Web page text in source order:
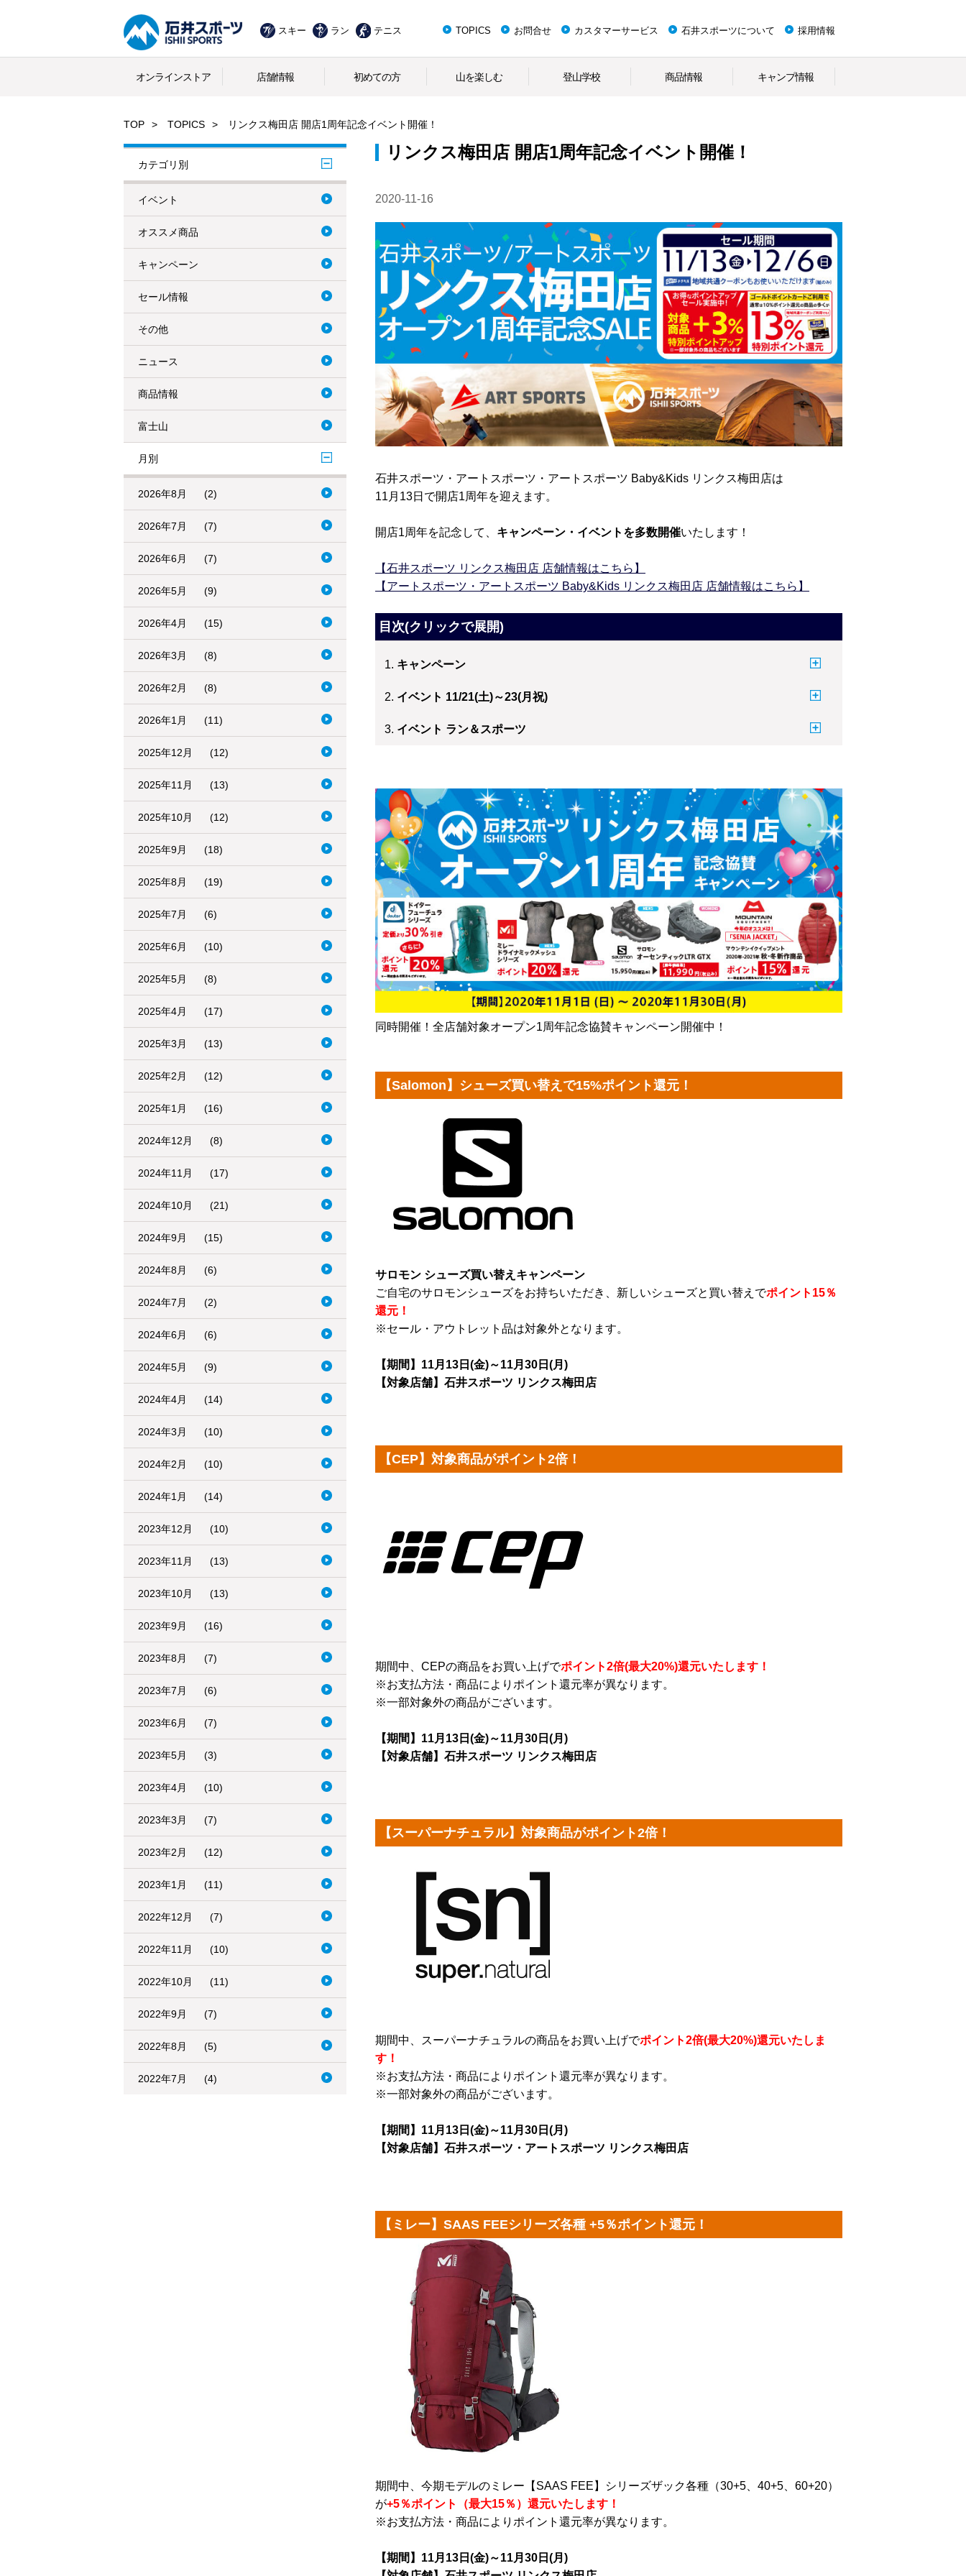
スキー ラン テニス TOPICS お問合せ カスタマーサービス 石井スポーツについて 採用情報
オンラインストア 店舗情報 初めての方 山を楽しむ 登山学校 商品情報 キャンプ情報
TOP TOPICS リンクス梅田店 開店1周年記念イベント開催！
カテゴリ別
イベント
オススメ商品
キャンペーン
セール情報
その他
ニュース
商品情報
富士山
月別
2026年8月 (2)
2026年7月 (7)
2026年6月 (7)
2026年5月 (9)
2026年4月 (15)
2026年3月 (8)
2026年2月 (8)
2026年1月 (11)
2025年12月 (12)
2025年11月 (13)
2025年10月 (12)
2025年9月 (18)
2025年8月 (19)
2025年7月 (6)
2025年6月 (10)
2025年5月 (8)
2025年4月 (17)
2025年3月 (13)
2025年2月 (12)
2025年1月 (16)
2024年12月 (8)
2024年11月 (17)
2024年10月 (21)
2024年9月 (15)
2024年8月 (6)
2024年7月 (2)
2024年6月 (6)
2024年5月 (9)
2024年4月 (14)
2024年3月 (10)
2024年2月 (10)
2024年1月 (14)
2023年12月 (10)
2023年11月 (13)
2023年10月 (13)
2023年9月 (16)
2023年8月 (7)
2023年7月 (6)
2023年6月 (7)
2023年5月 (3)
2023年4月 (10)
2023年3月 (7)
2023年2月 (12)
2023年1月 (11)
2022年12月 (7)
2022年11月 (10)
2022年10月 (11)
2022年9月 (7)
2022年8月 (5)
2022年7月 (4)
リンクス梅田店 開店1周年記念イベント開催！
2020-11-16
石井スポーツ・アートスポーツ・アートスポーツ Baby&Kids リンクス梅田店は
11月13日で開店1周年を迎えます。
開店1周年を記念して、 キャンペーン・イベントを多数開催いたします！
【石井スポーツ リンクス梅田店 店舗情報はこちら】
【アートスポーツ・アートスポーツ Baby&Kids リンクス梅田店 店舗情報はこちら】
目次(クリックで展開)
キャンペーン
イベント 11/21(土)～23(月祝)
イベント ラン＆スポーツ
同時開催！全店舗対象オープン1周年記念協賛キャンペーン開催中！
【Salomon】シューズ買い替えで15%ポイント還元！
サロモン シューズ買い替えキャンペーン
ご自宅のサロモンシューズをお持ちいただき、新しいシューズと買い替えでポイント15％
還元！
※セール・アウトレット品は対象外となります。
【期間】11月13日(金)～11月30日(月)
【対象店舗】石井スポーツ リンクス梅田店
【CEP】対象商品がポイント2倍！
期間中、CEPの商品をお買い上げでポイント2倍(最大20%)還元いたします！
※お支払方法・商品によりポイント還元率が異なります。
※一部対象外の商品がございます。
【期間】11月13日(金)～11月30日(月)
【対象店舗】石井スポーツ リンクス梅田店
【スーパーナチュラル】対象商品がポイント2倍！
期間中、スーパーナチュラルの商品をお買い上げでポイント2倍(最大20%)還元いたしま
す！
※お支払方法・商品によりポイント還元率が異なります。
※一部対象外の商品がございます。
【期間】11月13日(金)～11月30日(月)
【対象店舗】石井スポーツ・アートスポーツ リンクス梅田店
【ミレー】SAAS FEEシリーズ各種 +5％ポイント還元！
期間中、今期モデルのミレー【SAAS FEE】シリーズザック各種（30+5、40+5、60+20）
が+5％ポイント（最大15％）還元いたします！
※お支払方法・商品によりポイント還元率が異なります。
【期間】11月13日(金)～11月30日(月)